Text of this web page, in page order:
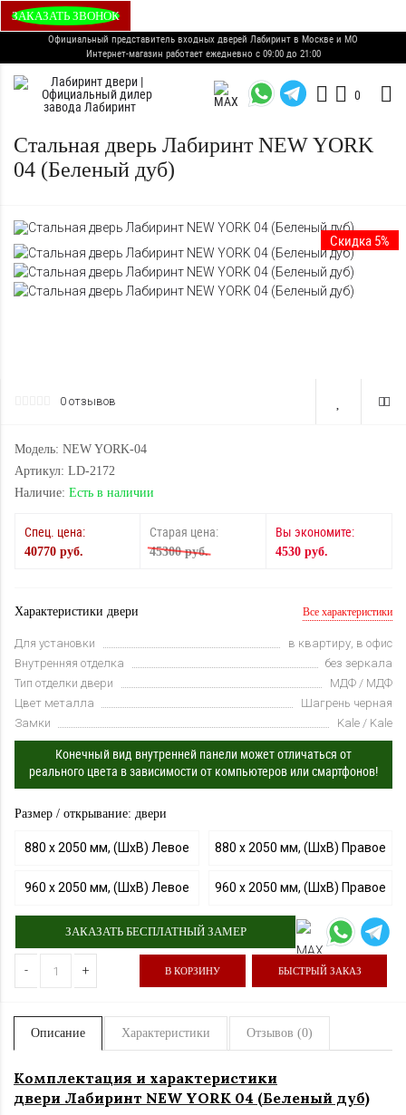
ЗАКАЗАТЬ ЗВОНОК
Официальный представитель входных дверей Лабиринт в Москве и МО
Интернет-магазин работает ежедневно с 09:00 до 21:00
0
Стальная дверь Лабиринт NEW YORK
04 (Беленый дуб)
Скидка 5%
0 отзывов
Модель: NEW YORK-04
Артикул: LD-2172
Наличие: Есть в наличии
Спец. цена:
40770 руб.
Старая цена:
45300 руб.
Вы экономите:
4530 руб.
Характеристики двери Все характеристики
Для установки
в квартиру, в офис
Внутренняя отделка
без зеркала
Тип отделки двери
МДФ / МДФ
Цвет металла
Шагрень черная
Замки
Kale / Kale
Конечный вид внутренней панели может отличаться от
реального цвета в зависимости от компьютеров или смартфонов!
Размер / открывание: двери
880 х 2050 мм, (ШхВ) Левое 880 х 2050 мм, (ШхВ) Правое
960 х 2050 мм, (ШхВ) Левое 960 х 2050 мм, (ШхВ) Правое
ЗАКАЗАТЬ БЕСПЛАТНЫЙ ЗАМЕР
- + В КОРЗИНУ БЫСТРЫЙ ЗАКАЗ
Описание Характеристики Отзывов (0)
Комплектация и характеристики
двери Лабиринт NEW YORK 04 (Беленый дуб)